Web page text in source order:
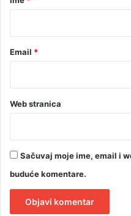
Email *
Web stranica
Sačuvaj moje ime, email i
buduće komentare.